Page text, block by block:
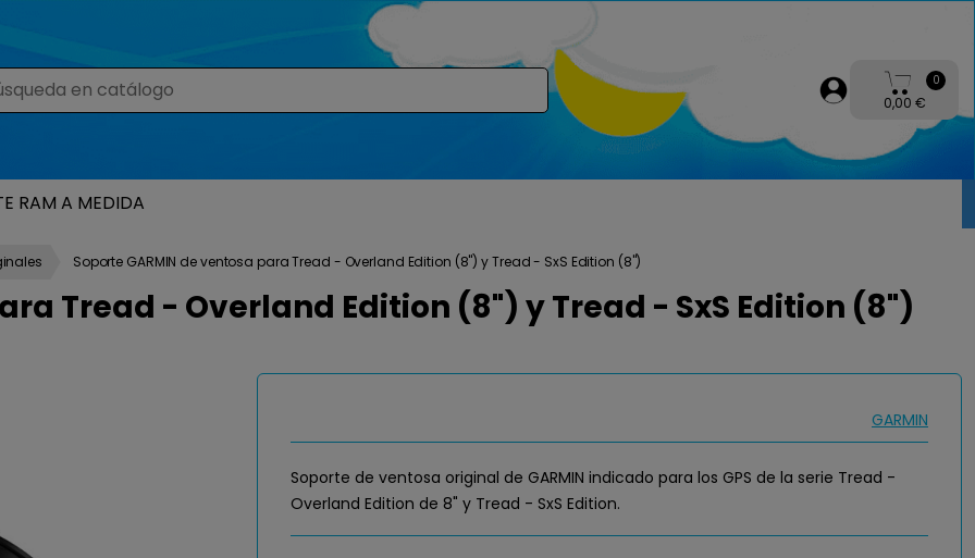
0
0,00 €
RAM A MEDIDA
Soporte GARMIN de ventosa para Tread - Overland Edition (8") y Tread - SxS Edition (8")
Tread - Overland Edition (8") y Tread - SxS Edition (8")
GARMIN
Soporte de ventosa original de GARMIN indicado para los GPS de la serie Tread -
Overland Edition de 8" y Tread - SxS Edition.